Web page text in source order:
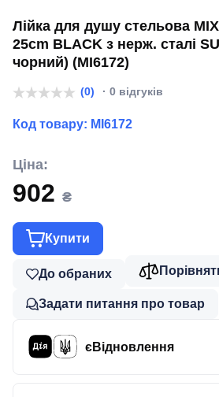
Лійка для душу стельова
25cm BLACK з нерж. сталі
чорний) (MI6172)
(0) · 0 відгуків
Код товару: MI6172
Ціна:
902 ₴
Купити
До обраних
Задати питання про товар
єВідновлення